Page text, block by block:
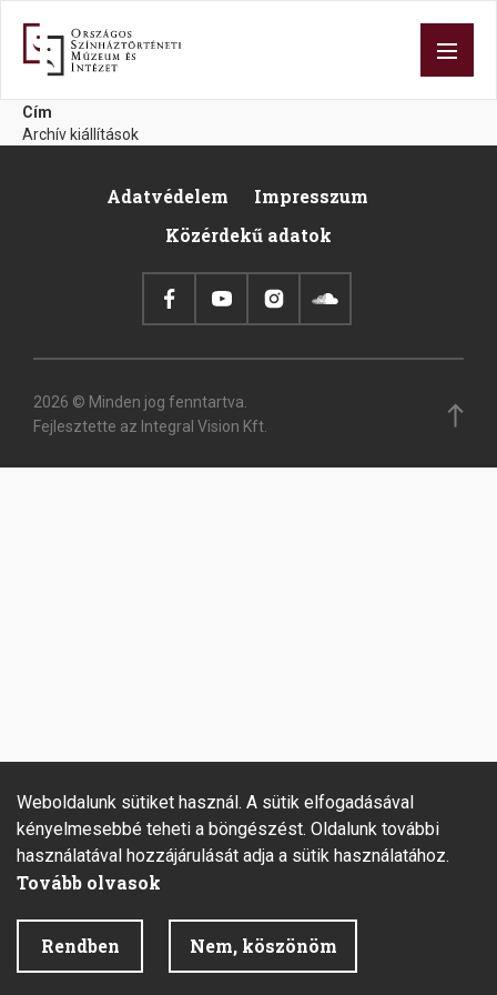
tartalomra
Cím
Archív kiállítások
Footer
Adatvédelem
Impresszum
Közérdekű adatok
2026 © Minden jog fenntartva.
Fejlesztette az Integral Vision Kft.
Weboldalunk sütiket használ. A sütik elfogadásával
kényelmesebbé teheti a böngészést. Oldalunk további
használatával hozzájárulását adja a sütik használatához.
Tovább olvasok
Rendben Nem, köszönöm